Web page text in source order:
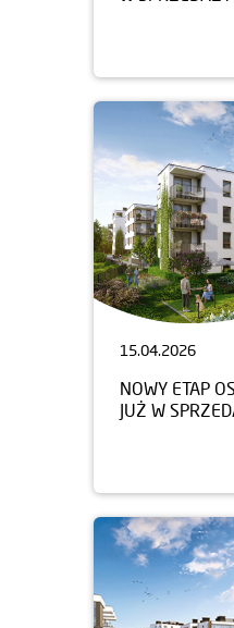
15.04.2026
NOWY ETAP
JUŻ W